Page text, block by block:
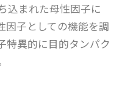
込まれた母性因子に
因子としての機能を調
特異的に目的タンパク